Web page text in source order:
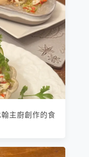
主廚創作的食